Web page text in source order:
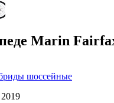
Marin
шоссейные